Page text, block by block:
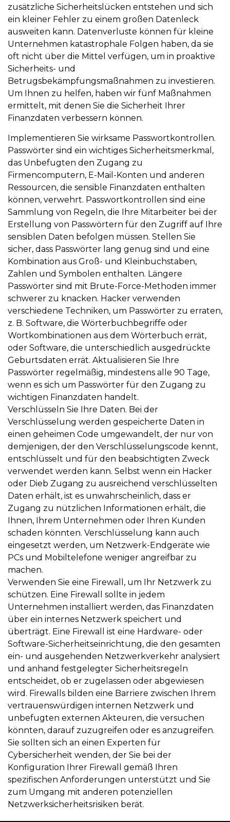
zusätzliche Sicherheitslücken entstehen und sich
ein kleiner Fehler zu einem großen Datenleck
ausweiten kann. Datenverluste können für kleine
Unternehmen katastrophale Folgen haben, da sie
oft nicht über die Mittel verfügen, um in proaktive
Sicherheits- und
Betrugsbekämpfungsmaßnahmen zu investieren.
Um Ihnen zu helfen, haben wir fünf Maßnahmen
ermittelt, mit denen Sie die Sicherheit Ihrer
Finanzdaten verbessern können.
Implementieren Sie wirksame Passwortkontrollen.
Passwörter sind ein wichtiges Sicherheitsmerkmal,
das Unbefugten den Zugang zu
Firmencomputern, E-Mail-Konten und anderen
Ressourcen, die sensible Finanzdaten enthalten
können, verwehrt. Passwortkontrollen sind eine
Sammlung von Regeln, die Ihre Mitarbeiter bei der
Erstellung von Passwörtern für den Zugriff auf Ihre
sensiblen Daten befolgen müssen. Stellen Sie
sicher, dass Passwörter lang genug sind und eine
Kombination aus Groß- und Kleinbuchstaben,
Zahlen und Symbolen enthalten. Längere
Passwörter sind mit Brute-Force-Methoden immer
schwerer zu knacken. Hacker verwenden
verschiedene Techniken, um Passwörter zu erraten,
z. B. Software, die Wörterbuchbegriffe oder
Wortkombinationen aus dem Wörterbuch errät,
oder Software, die unterschiedlich ausgedrückte
Geburtsdaten errät. Aktualisieren Sie Ihre
Passwörter regelmäßig, mindestens alle 90 Tage,
wenn es sich um Passwörter für den Zugang zu
wichtigen Finanzdaten handelt.
Verschlüsseln Sie Ihre Daten. Bei der
Verschlüsselung werden gespeicherte Daten in
einen geheimen Code umgewandelt, der nur von
demjenigen, der den Verschlüsselungscode kennt,
entschlüsselt und für den beabsichtigten Zweck
verwendet werden kann. Selbst wenn ein Hacker
oder Dieb Zugang zu ausreichend verschlüsselten
Daten erhält, ist es unwahrscheinlich, dass er
Zugang zu nützlichen Informationen erhält, die
Ihnen, Ihrem Unternehmen oder Ihren Kunden
schaden könnten. Verschlüsselung kann auch
eingesetzt werden, um Netzwerk-Endgeräte wie
PCs und Mobiltelefone weniger angreifbar zu
machen.
Verwenden Sie eine Firewall, um Ihr Netzwerk zu
schützen. Eine Firewall sollte in jedem
Unternehmen installiert werden, das Finanzdaten
über ein internes Netzwerk speichert und
überträgt. Eine Firewall ist eine Hardware- oder
Software-Sicherheitseinrichtung, die den gesamten
ein- und ausgehenden Netzwerkverkehr analysiert
und anhand festgelegter Sicherheitsregeln
entscheidet, ob er zugelassen oder abgewiesen
wird. Firewalls bilden eine Barriere zwischen Ihrem
vertrauenswürdigen internen Netzwerk und
unbefugten externen Akteuren, die versuchen
könnten, darauf zuzugreifen oder es anzugreifen.
Sie sollten sich an einen Experten für
Cybersicherheit wenden, der Sie bei der
Konfiguration Ihrer Firewall gemäß Ihren
spezifischen Anforderungen unterstützt und Sie
zum Umgang mit anderen potenziellen
Netzwerksicherheitsrisiken berät.